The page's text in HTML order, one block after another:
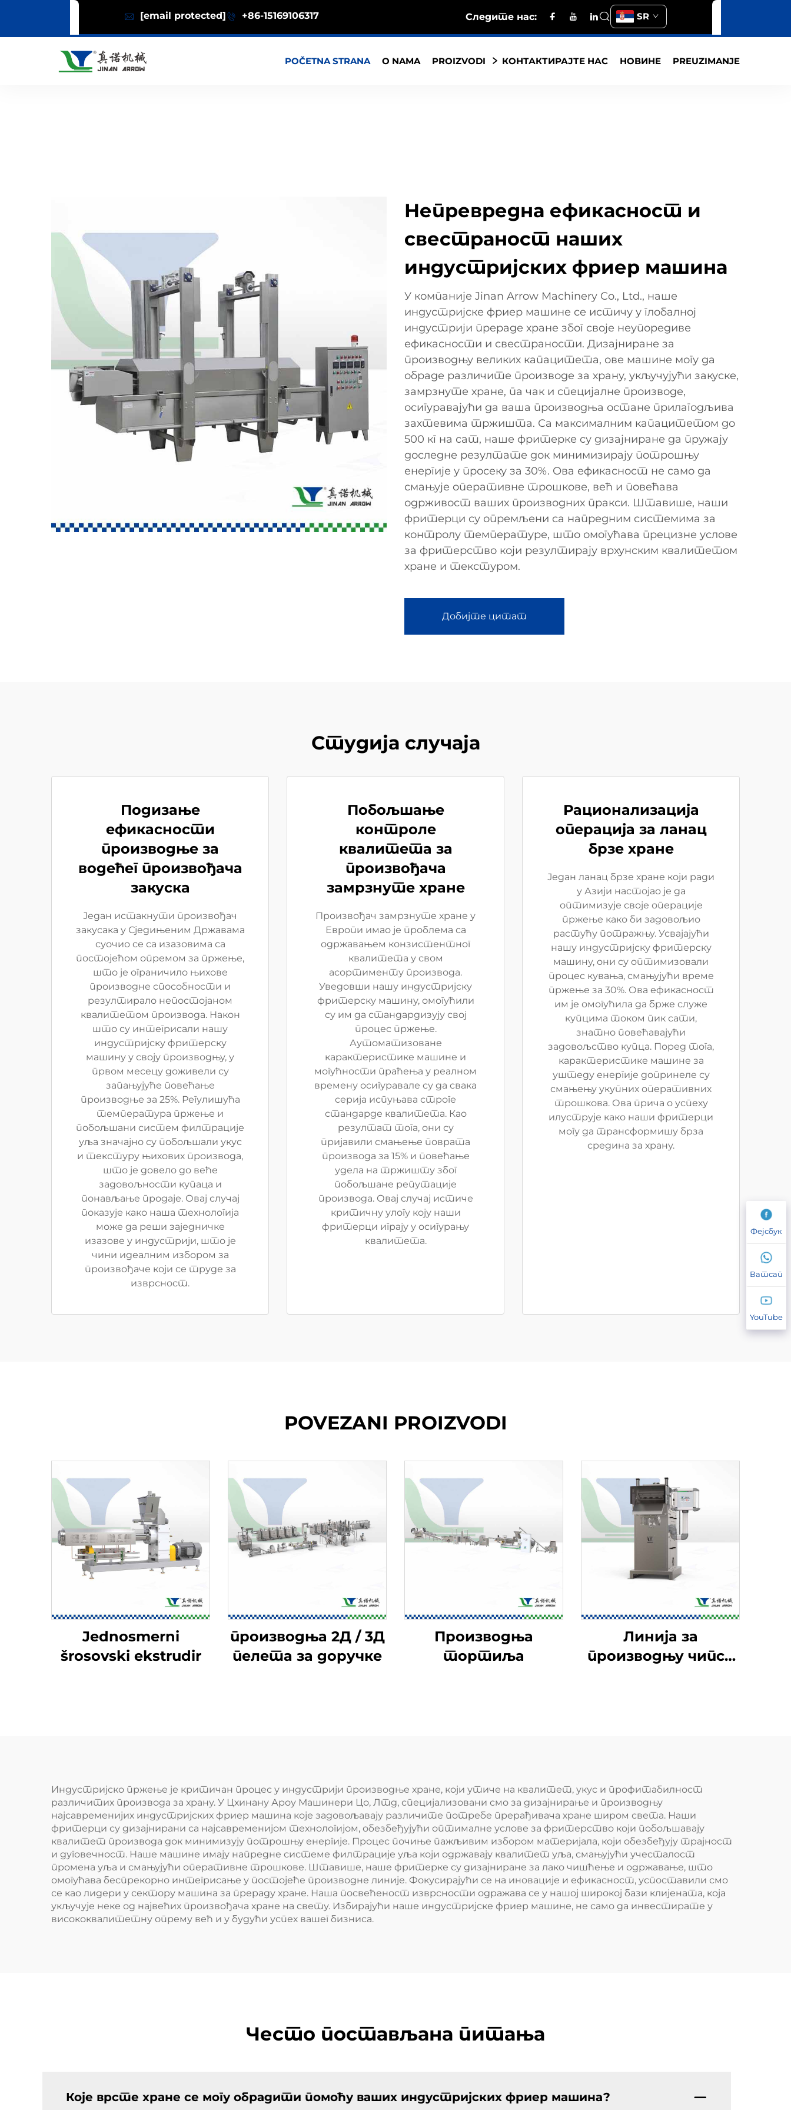
[email protected] +86-15169106317 Следите нас: SR
POČETNA STRANA O NAMA PROIZVODI КОНТАКТИРАЈТЕ НАС НОВИНЕ PREUZIMANJE
Непревредна ефикасност и
свестраност наших
индустријских фриер машина
У компаније Jinan Arrow Machinery Co., Ltd., наше
индустријске фриер машине се истичу у глобалној
индустрији прераде хране због своје неупоредиве
ефикасности и свестраности. Дизајниране за
производњу великих капацитета, ове машине могу да
обраде различите производе за храну, укључујући закуске,
замрзнуте хране, па чак и специјалне производе,
осигуравајући да ваша производња остане прилагодљива
захтевима тржишта. Са максималним капацитетом до
500 кг на сат, наше фритерке су дизајниране да пружају
доследне резултате док минимизирају потрошњу
енергије у просеку за 30%. Ова ефикасност не само да
смањује оперативне трошкове, већ и повећава
одрживост ваших производних пракси. Штавише, наши
фритерци су опремљени са напредним системима за
контролу температуре, што омогућава прецизне услове
за фритерство који резултирају врхунским квалитетом
хране и текстуром.
Добијте цитат
Студија случаја
Подизање
ефикасности
производње за
водећег произвођача
закуска
Један истакнути произвођач
закусака у Сједињеним Државама
суочио се са изазовима са
постојећом опремом за пржење,
што је ограничило њихове
производне способности и
резултирало непостојаном
квалитетом производа. Након
што су интегрисали нашу
индустријску фритерску
машину у своју производњу, у
првом месецу доживели су
запањујуће повећање
производње за 25%. Регулишућа
температура пржење и
побољшани систем филтрације
уља значајно су побољшали укус
и текстуру њихових производа,
што је довело до веће
задовољности купаца и
понављање продаје. Овај случај
показује како наша технологија
може да реши заједничке
изазове у индустрији, што је
чини идеалним избором за
произвођаче који се труде за
изврсност.
Побољшање
контроле
квалитета за
произвођача
замрзнуте хране
Произвођач замрзнуте хране у
Европи имао је проблема са
одржавањем конзистентног
квалитета у свом
асортименту производа.
Уведовши нашу индустријску
фритерску машину, омогућили
су им да стандардизују свој
процес пржење.
Аутоматизоване
карактеристике машине и
могућности праћења у реалном
времену осигуравале су да свака
серија испуњава строге
стандарде квалитета. Као
резултат тога, они су
пријавили смањење поврата
производа за 15% и повећање
удела на тржишту због
побољшане репутације
производа. Овај случај истиче
критичну улогу коју наши
фритерци играју у осигурању
квалитета.
Рационализација
операција за ланац
брзе хране
Један ланац брзе хране који ради
у Азији настојао је да
оптимизује своје операције
пржење како би задовољио
растућу потражњу. Усвајајући
нашу индустријску фритерску
машину, они су оптимизовали
процес кувања, смањујући време
пржење за 30%. Ова ефикасност
им је омогућила да брже служе
купцима током пик сати,
знатно повећавајући
задовољство купца. Поред тога,
карактеристике машине за
уштеду енергије допринеле су
смањењу укупних оперативних
трошкова. Ова прича о успеху
илуструје како наши фритерци
могу да трансформишу брза
средина за храну.
POVEZANI PROIZVODI
Jednosmerni
šrosovski ekstrudir
производња 2Д / 3Д
пелета за доручке
Производња
тортиља
Линија за
производњу чипса
Индустријско пржење је критичан процес у индустрији производње хране, који утиче на квалитет, укус и профитабилност
различитих производа за храну. У Цхинану Ароу Машинери Цо, Лтд, специјализовани смо за дизајнирање и производњу
најсавременијих индустријских фриер машина које задовољавају различите потребе прерађивача хране широм света. Наши
фритерци су дизајнирани са најсавременијом технологијом, обезбеђујући оптималне услове за фритерство који побољшавају
квалитет производа док минимизују потрошњу енергије. Процес почиње пажљивим избором материјала, који обезбеђују трајност
и дуговечност. Наше машине имају напредне системе филтрације уља који одржавају квалитет уља, смањујући учесталост
промена уља и смањујући оперативне трошкове. Штавише, наше фритерке су дизајниране за лако чишћење и одржавање, што
омогућава беспрекорно интегрисање у постојеће производне линије. Фокусирајући се на иновације и ефикасност, успоставили смо
се као лидери у сектору машина за прераду хране. Наша посвећеност изврсности одражава се у нашој широкој бази клијената, која
укључује неке од највећих произвођача хране на свету. Избирајући наше индустријске фриер машине, не само да инвестирате у
висококвалитетну опрему већ и у будући успех вашег бизниса.
Често постављана питања
Које врсте хране се могу обрадити помоћу ваших индустријских фриер машина?
Фејсбук
Ватсап
YouTube